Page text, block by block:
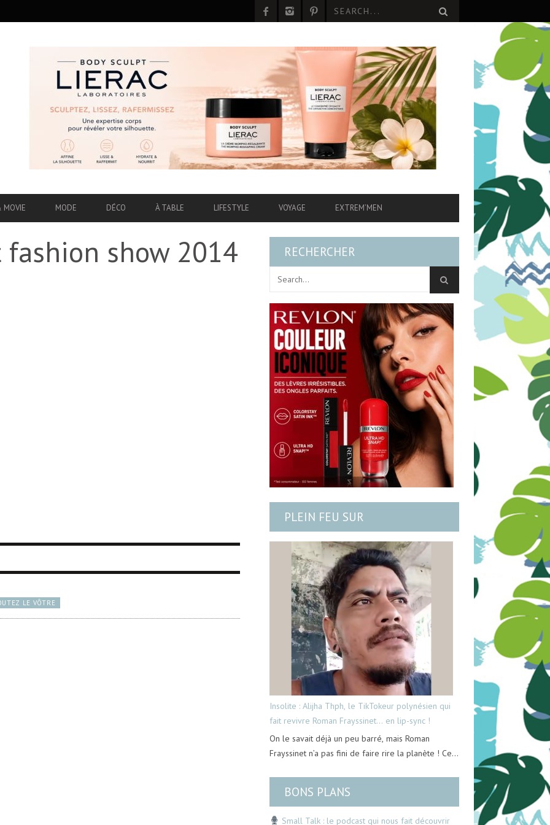
MOVIE MODE DÉCO À TABLE LIFESTYLE VOYAGE EXTREM’MEN
fashion show 2014
LE VÔTRE
RECHERCHER
PLEIN FEU SUR
Insolite : Alijha Thph, le TikTokeur polynésien qui
fait revivre Roman Frayssinet… en lip-sync !
On le savait déjà un peu barré, mais Roman
Frayssinet n’a pas fini de faire rire la planète ! Ce…
BONS PLANS
Small Talk : le podcast qui nous fait découvrir